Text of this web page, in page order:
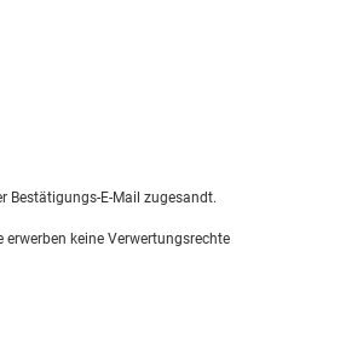
Bestätigungs-E-Mail zugesandt.
keine Verwertungsrechte